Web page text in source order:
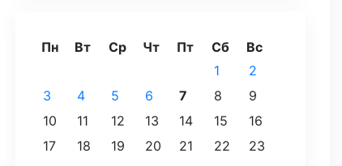
Пн Вт Ср Чт Пт Сб
Вс
1
2
3
4 5 6 7 8
9
10
11 12 13 14 15
16
17
18 19 20 21 22
23